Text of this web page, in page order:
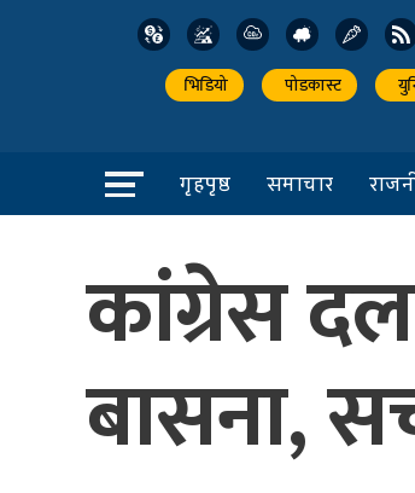
भिडियो पोडकास्ट
गृहपृष्ठ समाचार
कांग्रेस
बासना,